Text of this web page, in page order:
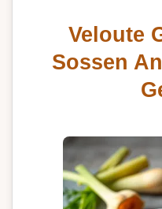
Veloute
Sossen